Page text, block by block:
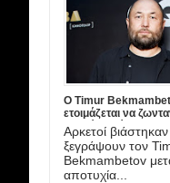
Ο Timur
ετοιμάζεται να
ιστορίες τρόμου του
Αρκετοί
ξεγράψουν τον
Bekmambetov
αποτυχία...